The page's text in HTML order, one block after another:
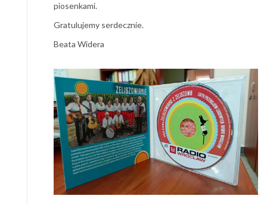
piosenkami.
Gratulujemy serdecznie.
Beata Widera